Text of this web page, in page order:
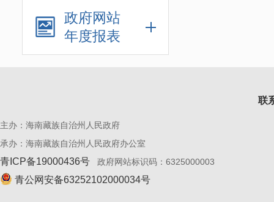
政府网站
年度报表
联
主办：海南藏族自治州人民政府
承办： 海南藏族自治州人民政府办公室
青ICP备19000436号 政府网站标识码：6325000003
青公网安备63252102000034号